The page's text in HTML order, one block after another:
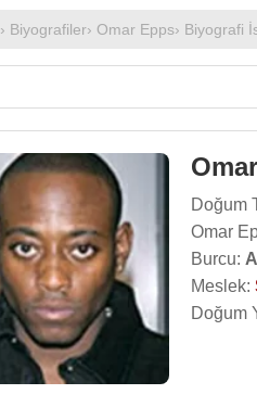
› Biyografiler› Omar Epps› Biyografi
Doğum
Omar
Burcu:
Meslek:
Doğum